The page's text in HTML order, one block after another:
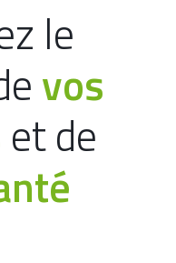
le
vos
et de